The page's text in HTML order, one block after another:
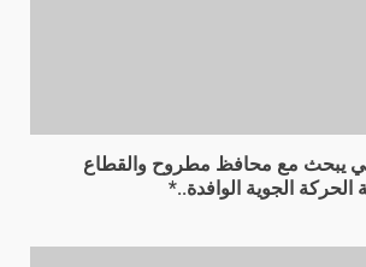
يبحث مع محافظ مطروح والقطاع
الجوية الوافدة..*